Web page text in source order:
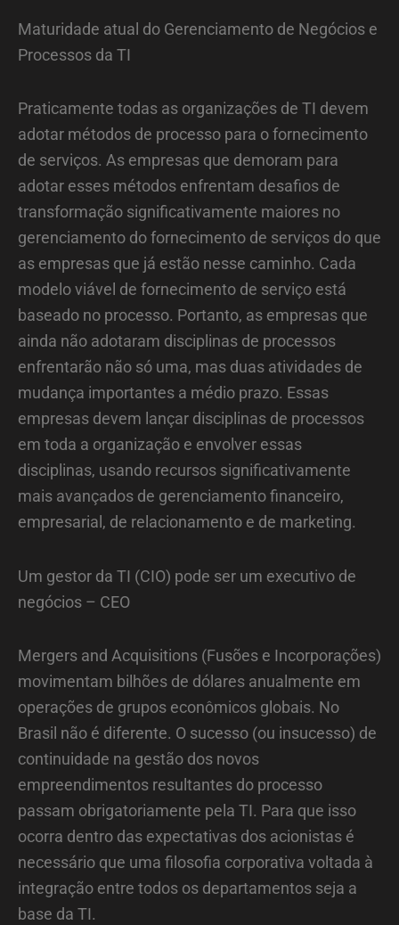
Maturidade atual do Gerenciamento de Negócios e
Processos da TI
Praticamente todas as organizações de TI devem
adotar métodos de processo para o fornecimento
de serviços. As empresas que demoram para
adotar esses métodos enfrentam desafios de
transformação significativamente maiores no
gerenciamento do fornecimento de serviços do que
as empresas que já estão nesse caminho. Cada
modelo viável de fornecimento de serviço está
baseado no processo. Portanto, as empresas que
ainda não adotaram disciplinas de processos
enfrentarão não só uma, mas duas atividades de
mudança importantes a médio prazo. Essas
empresas devem lançar disciplinas de processos
em toda a organização e envolver essas
disciplinas, usando recursos significativamente
mais avançados de gerenciamento financeiro,
empresarial, de relacionamento e de marketing.
Um gestor da TI (CIO) pode ser um executivo de
negócios – CEO
Mergers and Acquisitions (Fusões e Incorporações)
movimentam bilhões de dólares anualmente em
operações de grupos econômicos globais. No
Brasil não é diferente. O sucesso (ou insucesso) de
continuidade na gestão dos novos
empreendimentos resultantes do processo
passam obrigatoriamente pela TI. Para que isso
ocorra dentro das expectativas dos acionistas é
necessário que uma filosofia corporativa voltada à
integração entre todos os departamentos seja a
base da TI.